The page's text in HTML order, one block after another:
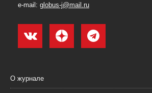
e-mail: globus-j@mail.ru
О журнале